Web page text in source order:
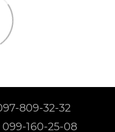
809-32-32
160-25-08